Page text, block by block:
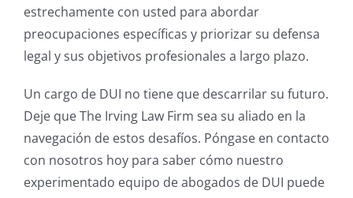
estrechamente con usted para abordar
preocupaciones específicas y priorizar su defensa
legal y sus objetivos profesionales a largo plazo.
Un cargo de DUI no tiene que descarrilar su futuro.
Deje que The Irving Law Firm sea su aliado en la
navegación de estos desafíos. Póngase en contacto
con nosotros hoy para saber cómo nuestro
experimentado equipo de abogados de DUI puede